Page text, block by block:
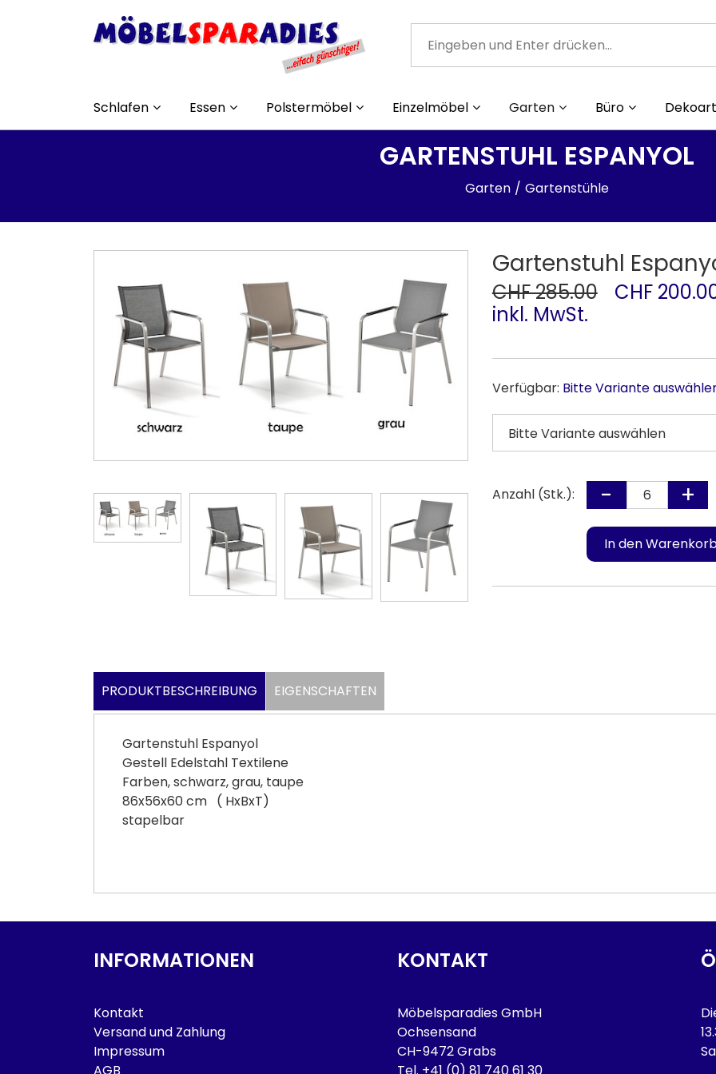
Schlafen Essen Polstermöbel Einzelmöbel Garten Büro
GARTENSTUHL ESPANYOL
Garten Gartenstühle
Gartenstuhl
CHF 285.00
CHF
inkl. MwSt.
Verfügbar: Bitte Variante
Anzahl (Stk.):
PRODUKTBESCHREIBUNG EIGENSCHAFTEN
Gartenstuhl Espanyol
Gestell Edelstahl Textilene
Farben, schwarz, grau, taupe
86x56x60 cm ( HxBxT)
stapelbar
INFORMATIONEN
Kontakt
Versand und Zahlung
Impressum
AGB
KONTAKT
Möbelsparadies GmbH
Ochsensand
CH-9472 Grabs
Tel. +41 (0) 81 740 61 30